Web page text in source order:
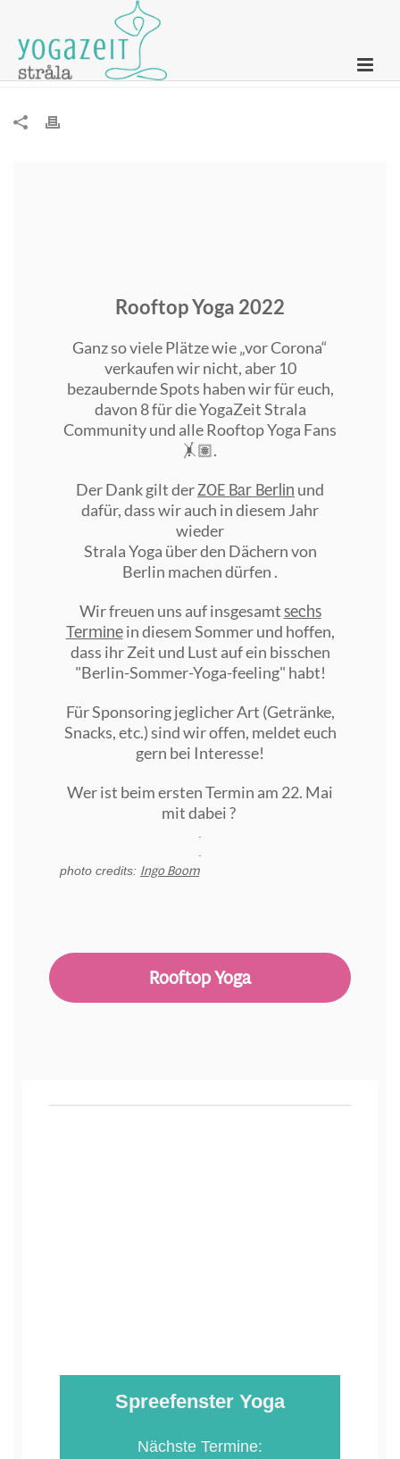
Newsletter – 01. April 2022
Rooftop Yoga 2022
Ganz so viele Plätze wie „vor Corona“
verkaufen wir nicht, aber 10
bezaubernde Spots haben wir für euch,
davon 8 für die YogaZeit Strala
Communityund alle Rooftop Yoga Fans
🤸🏽.
Der Dank gilt derZOE Bar Berlin und
dafür, dass wir auch in diesem Jahr
wieder
Strala Yoga über den Dächern von
Berlin machen dürfen .
Wir freuen uns auf insgesamtsechs
Terminein diesem Sommer und hoffen,
dass ihr Zeit und Lust auf ein bisschen
"Berlin-Sommer-Yoga-feeling" habt!
Für Sponsoringjeglicher Art (Getränke,
Snacks, etc.) sind wir offen, meldet euch
gern bei Interesse!
Wer ist beim ersten Termin am 22. Mai
mit dabei ?
photo credits: Ingo Boom
Rooftop Yoga
Spreefenster Yoga
Nächste Termine: